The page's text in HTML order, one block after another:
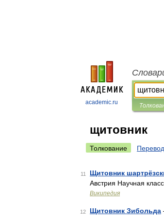
academic.ru
щитовник
Толкование Перевод
11 Щитовник
Австрия Научная
Википедия
12 Щитовник Зибольда